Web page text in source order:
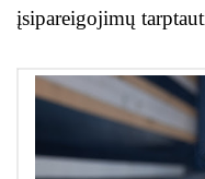
įsipareigojimų